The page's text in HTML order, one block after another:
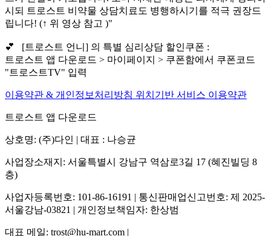
시되 트로스트 비약물 상담치료도 병행하시기를 적극 권장드
립니다! (↑ 위 영상 참고 )"
💕 [트로스트 언니] 의 특별 심리상담 할인쿠폰 :
트로스트 앱 다운로드 > 마이페이지 > 쿠폰함에서 쿠폰코드
"트로스트TV" 입력
이용약관 & 개인정보처리방침 위치기반 서비스 이용약관
트로스트 앱 다운로드
상호명: (주)다인 | 대표 : 나승균
사업장소재지: 서울특별시 강남구 역삼로3길 17 (혜진빌딩 8
층)
사업자등록번호: 101-86-16191 | 통신판매업신고번호: 제 2025-
서울강남-03821 | 개인정보책임자: 한상범
대표 메일: trost@hu-mart.com |